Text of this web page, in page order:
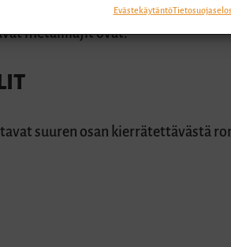
Evästekäytäntö
metallilajit ovat:
suuren osan kierrätettävästä